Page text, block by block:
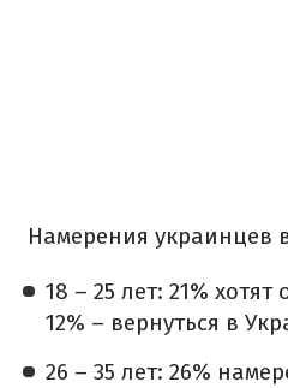
Намерения украинцев
18 – 25 лет: 21%
12% – вернуться в
26 – 35 лет: 26%